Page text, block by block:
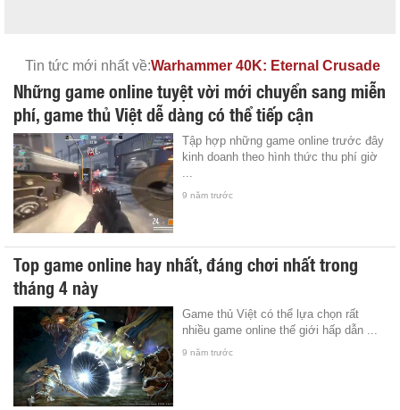
Tin tức mới nhất về:Warhammer 40K: Eternal Crusade
Những game online tuyệt vời mới chuyển sang miễn
phí, game thủ Việt dễ dàng có thể tiếp cận
Tập hợp những game online trước đây
kinh doanh theo hình thức thu phí giờ
...
9 năm trước
Top game online hay nhất, đáng chơi nhất trong
tháng 4 này
Game thủ Việt có thể lựa chọn rất
nhiều game online thế giới hấp dẫn ...
9 năm trước